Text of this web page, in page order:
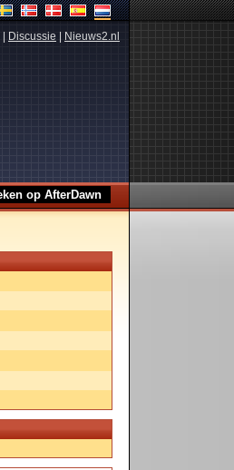
Discussie Nieuws2.nl